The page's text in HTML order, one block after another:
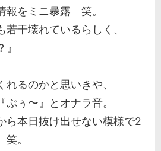
報をミニ暴露 笑。
若干壊れているらしく、
れるのかと思いきや、
ぅ〜』とオナラ音。
ら本日抜け出せない模様で2
。